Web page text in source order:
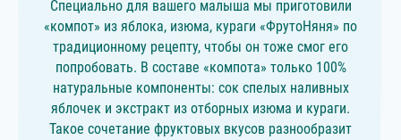
Специально для вашего малыша мы приготовили
«компот» из яблока, изюма, кураги «ФрутоНяня» по
традиционному рецепту, чтобы он тоже смог его
попробовать. В составе «компота» только 100%
натуральные компоненты: сок спелых наливных
яблочек и экстракт из отборных изюма и кураги.
Такое сочетание фруктовых вкусов разнообразит